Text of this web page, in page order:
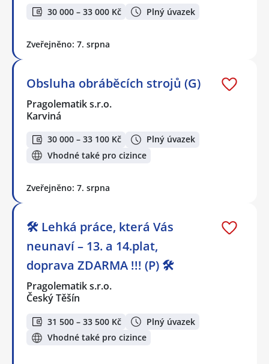
30 000 – 33 000 Kč Plný úvazek
Zveřejněno: 7. srpna
Obsluha obráběcích strojů (G)
Pragolematik s.r.o.
Karviná
30 000 – 33 100 Kč
Plný úvazek
Vhodné také pro cizince
Zveřejněno: 7. srpna
🛠️ Lehká práce, která Vás
neunaví – 13. a 14.plat,
doprava ZDARMA !!! (P) 🛠️
Pragolematik s.r.o.
Český Těšín
31 500 – 33 500 Kč
Plný úvazek
Vhodné také pro cizince